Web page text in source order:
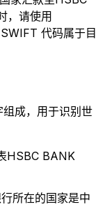
，请使用
代码属于目
成，用于识别世
HSBC BANK
所在的国家是中